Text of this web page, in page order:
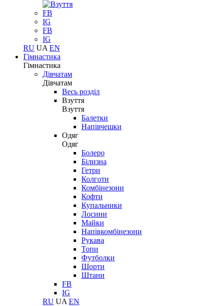
FB
IG
FB
IG
RU UA EN
Гімнастика
Гімнастика
Дівчатам
Дівчатам
Весь розділ
Взуття
Взуття
Балетки
Напівчешки
Одяг
Одяг
Болеро
Білизна
Гетри
Колготи
Комбінезони
Кофти
Купальники
Лосини
Майки
Напівкомбінезони
Рукава
Топи
Футболки
Шорти
Штани
FB
IG
RU UA EN